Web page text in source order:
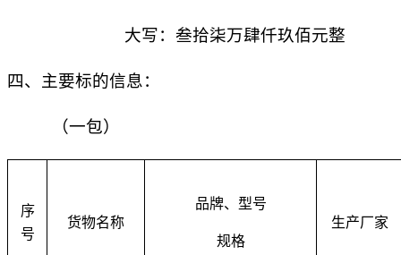
大写：叁拾柒万肆仟玖佰元整
四、 主要标的信息：
（一包）
序
号
货物名称
品牌、型号
规格
生产厂家